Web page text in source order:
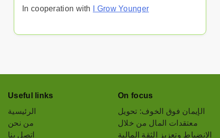
In cooperation with I Grow Younger
Useful links
الرئيسية
من نحن
اتصل بنا
On focus
الإيمان فوق الخوف: تحويل
معتقدات المال من خلال
الانضباط وتعزيز الثقة المالية